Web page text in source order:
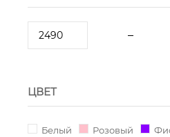
ЦВЕТ
Белый Розовый